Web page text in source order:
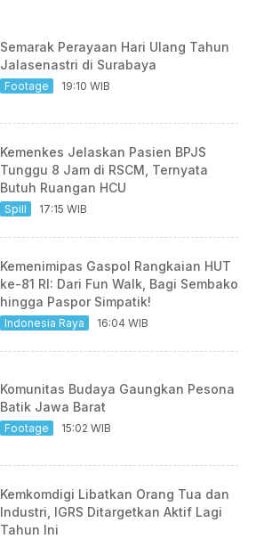
Semarak Perayaan Hari Ulang Tahun
Jalasenastri di Surabaya
Footage 19:10 WIB
Kemenkes Jelaskan Pasien BPJS
Tunggu 8 Jam di RSCM, Ternyata
Butuh Ruangan HCU
Spill 17:15 WIB
Kemenimipas Gaspol Rangkaian HUT
ke-81 RI: Dari Fun Walk, Bagi Sembako
hingga Paspor Simpatik!
Indonesia Raya 16:04 WIB
Komunitas Budaya Gaungkan Pesona
Batik Jawa Barat
Footage 15:02 WIB
Kemkomdigi Libatkan Orang Tua dan
Industri, IGRS Ditargetkan Aktif Lagi
Tahun Ini